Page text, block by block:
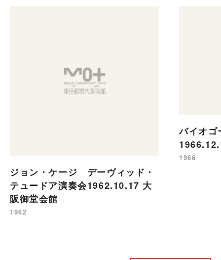
ジョン・ケージ デーヴィッド・
テュードア演奏会1962.10.17 大
阪御堂会館
1962
バイオ
1966